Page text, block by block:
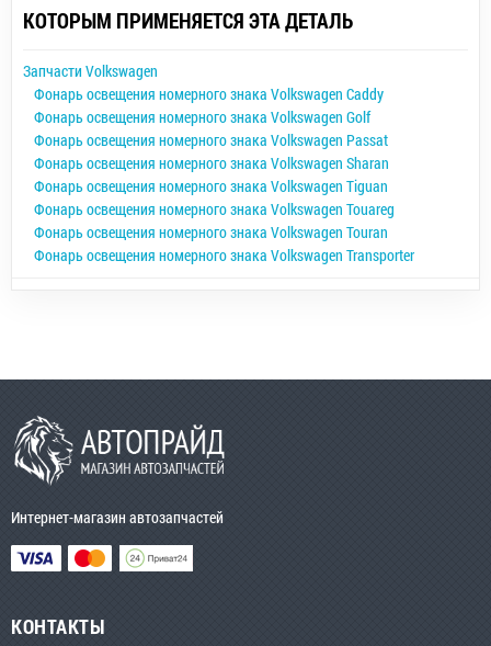
КОТОРЫМ ПРИМЕНЯЕТСЯ ЭТА ДЕТАЛЬ
Запчасти Volkswagen
Фонарь освещения номерного знака Volkswagen Caddy
Фонарь освещения номерного знака Volkswagen Golf
Фонарь освещения номерного знака Volkswagen Passat
Фонарь освещения номерного знака Volkswagen Sharan
Фонарь освещения номерного знака Volkswagen Tiguan
Фонарь освещения номерного знака Volkswagen Touareg
Фонарь освещения номерного знака Volkswagen Touran
Фонарь освещения номерного знака Volkswagen Transporter
Интернет-магазин автозапчастей
КОНТАКТЫ